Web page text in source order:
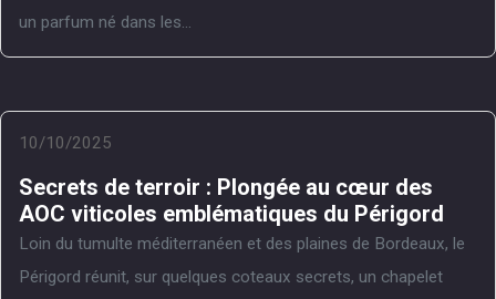
un parfum né dans les...
10/10/2025
Secrets de terroir : Plongée au cœur des
AOC viticoles emblématiques du Périgord
Loin du tumulte méditerranéen et des plaines de Bordeaux, le
Périgord réunit, sur quelques coteaux secrets, un chapelet